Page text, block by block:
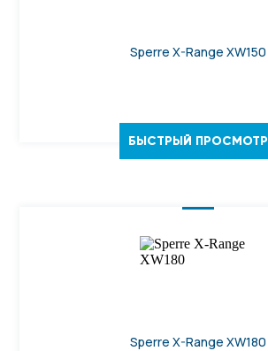
Sperre X-Range XW150
БЫСТРЫЙ ПРОСМОТР
Sperre X-Range XW180